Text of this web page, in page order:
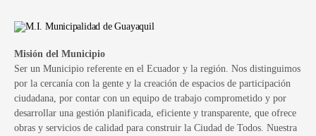
Misión del Municipio
Ser un Municipio referente en el Ecuador y la región. Nos distinguimos
por la cercanía con la gente y la creación de espacios de participación
ciudadana, por contar con un equipo de trabajo comprometido y por
desarrollar una gestión planificada, eficiente y transparente, que ofrece
obras y servicios de calidad para construir la Ciudad de Todos. Nuestra